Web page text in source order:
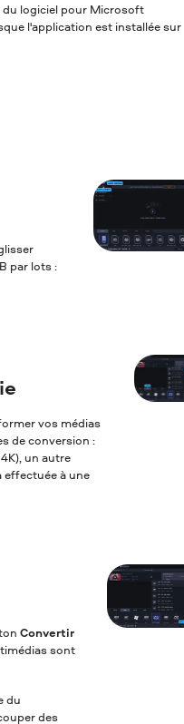
du logiciel pour Microsoft
l'application est installée sur
par lots :
vos médias
de conversion :
un autre
effectuée à une
Convertir
sont
du
des